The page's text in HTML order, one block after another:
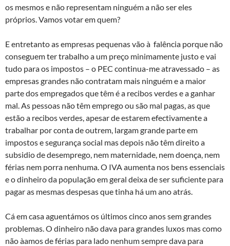
os mesmos e não representam ninguém a não ser eles
próprios. Vamos votar em quem?
E entretanto as empresas pequenas vão à falência porque não
conseguem ter trabalho a um preço minimamente justo e vai
tudo para os impostos – o PEC continua-me atravessado – as
empresas grandes não contratam mais ninguém e a maior
parte dos empregados que têm é a recibos verdes e a ganhar
mal. As pessoas não têm emprego ou são mal pagas, as que
estão a recibos verdes, apesar de estarem efectivamente a
trabalhar por conta de outrem, largam grande parte em
impostos e segurança social mas depois não têm direito a
subsidio de desemprego, nem maternidade, nem doença, nem
férias nem porra nenhuma. O IVA aumenta nos bens essenciais
e o dinheiro da população em geral deixa de ser suficiente para
pagar as mesmas despesas que tinha há um ano atrás.
Cá em casa aguentámos os últimos cinco anos sem grandes
problemas. O dinheiro não dava para grandes luxos mas como
não à­amos de férias para lado nenhum sempre dava para